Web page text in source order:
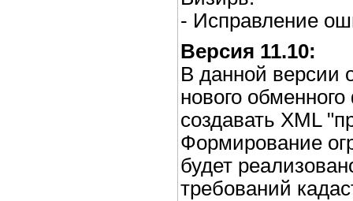
- Исправление
Версия 11.10:
В данной версии
нового
создавать XML
Формирование
будет
требований